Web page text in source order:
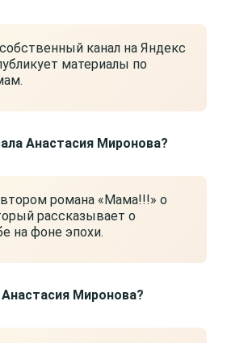
канал на Яндекс
материалы по
Анастасия Миронова?
романа «Мама!!!» о
рассказывает о
на фоне эпохи.
Миронова?